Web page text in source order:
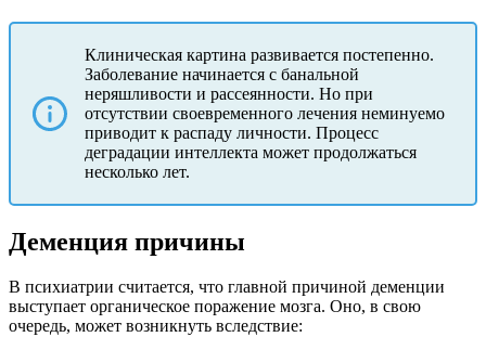
Клиническая картина развивается постепенно.
Заболевание начинается с банальной
неряшливости и рассеянности. Но при
отсутствии своевременного лечения неминуемо
приводит к распаду личности. Процесс
деградации интеллекта может продолжаться
несколько лет.
Деменция причины
В психиатрии считается, что главной причиной деменции
выступает органическое поражение мозга. Оно, в свою
очередь, может возникнуть вследствие: